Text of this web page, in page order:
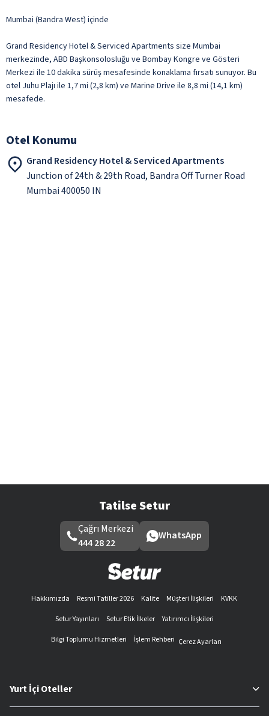
Mumbai (Bandra West) içinde
Grand Residency Hotel & Serviced Apartments size Mumbai
merkezinde, ABD Başkonsolosluğu ve Bombay Kongre ve Gösteri
Merkezi ile 10 dakika sürüş mesafesinde konaklama fırsatı sunuyor. Bu
otel Juhu Plajı ile 1,7 mi (2,8 km) ve Marine Drive ile 8,8 mi (14,1 km)
mesafede.
Otel Konumu
Grand Residency Hotel & Serviced Apartments
Junction of 24th & 29th Road, Bandra Off Turner Road
Mumbai 400050 IN
Tatilse Setur
Çağrı Merkezi
444 28 22
WhatsApp
Hakkımızda Resmi Tatiller 2026 Kalite Müşteri İlişkileri
KVKK
Setur Yayınları
Setur Etik İlkeler
Yatırımcı İlişkileri
Bilgi Toplumu Hizmetleri
İşlem Rehberi Çerez Ayarları
Yurt İçi Oteller